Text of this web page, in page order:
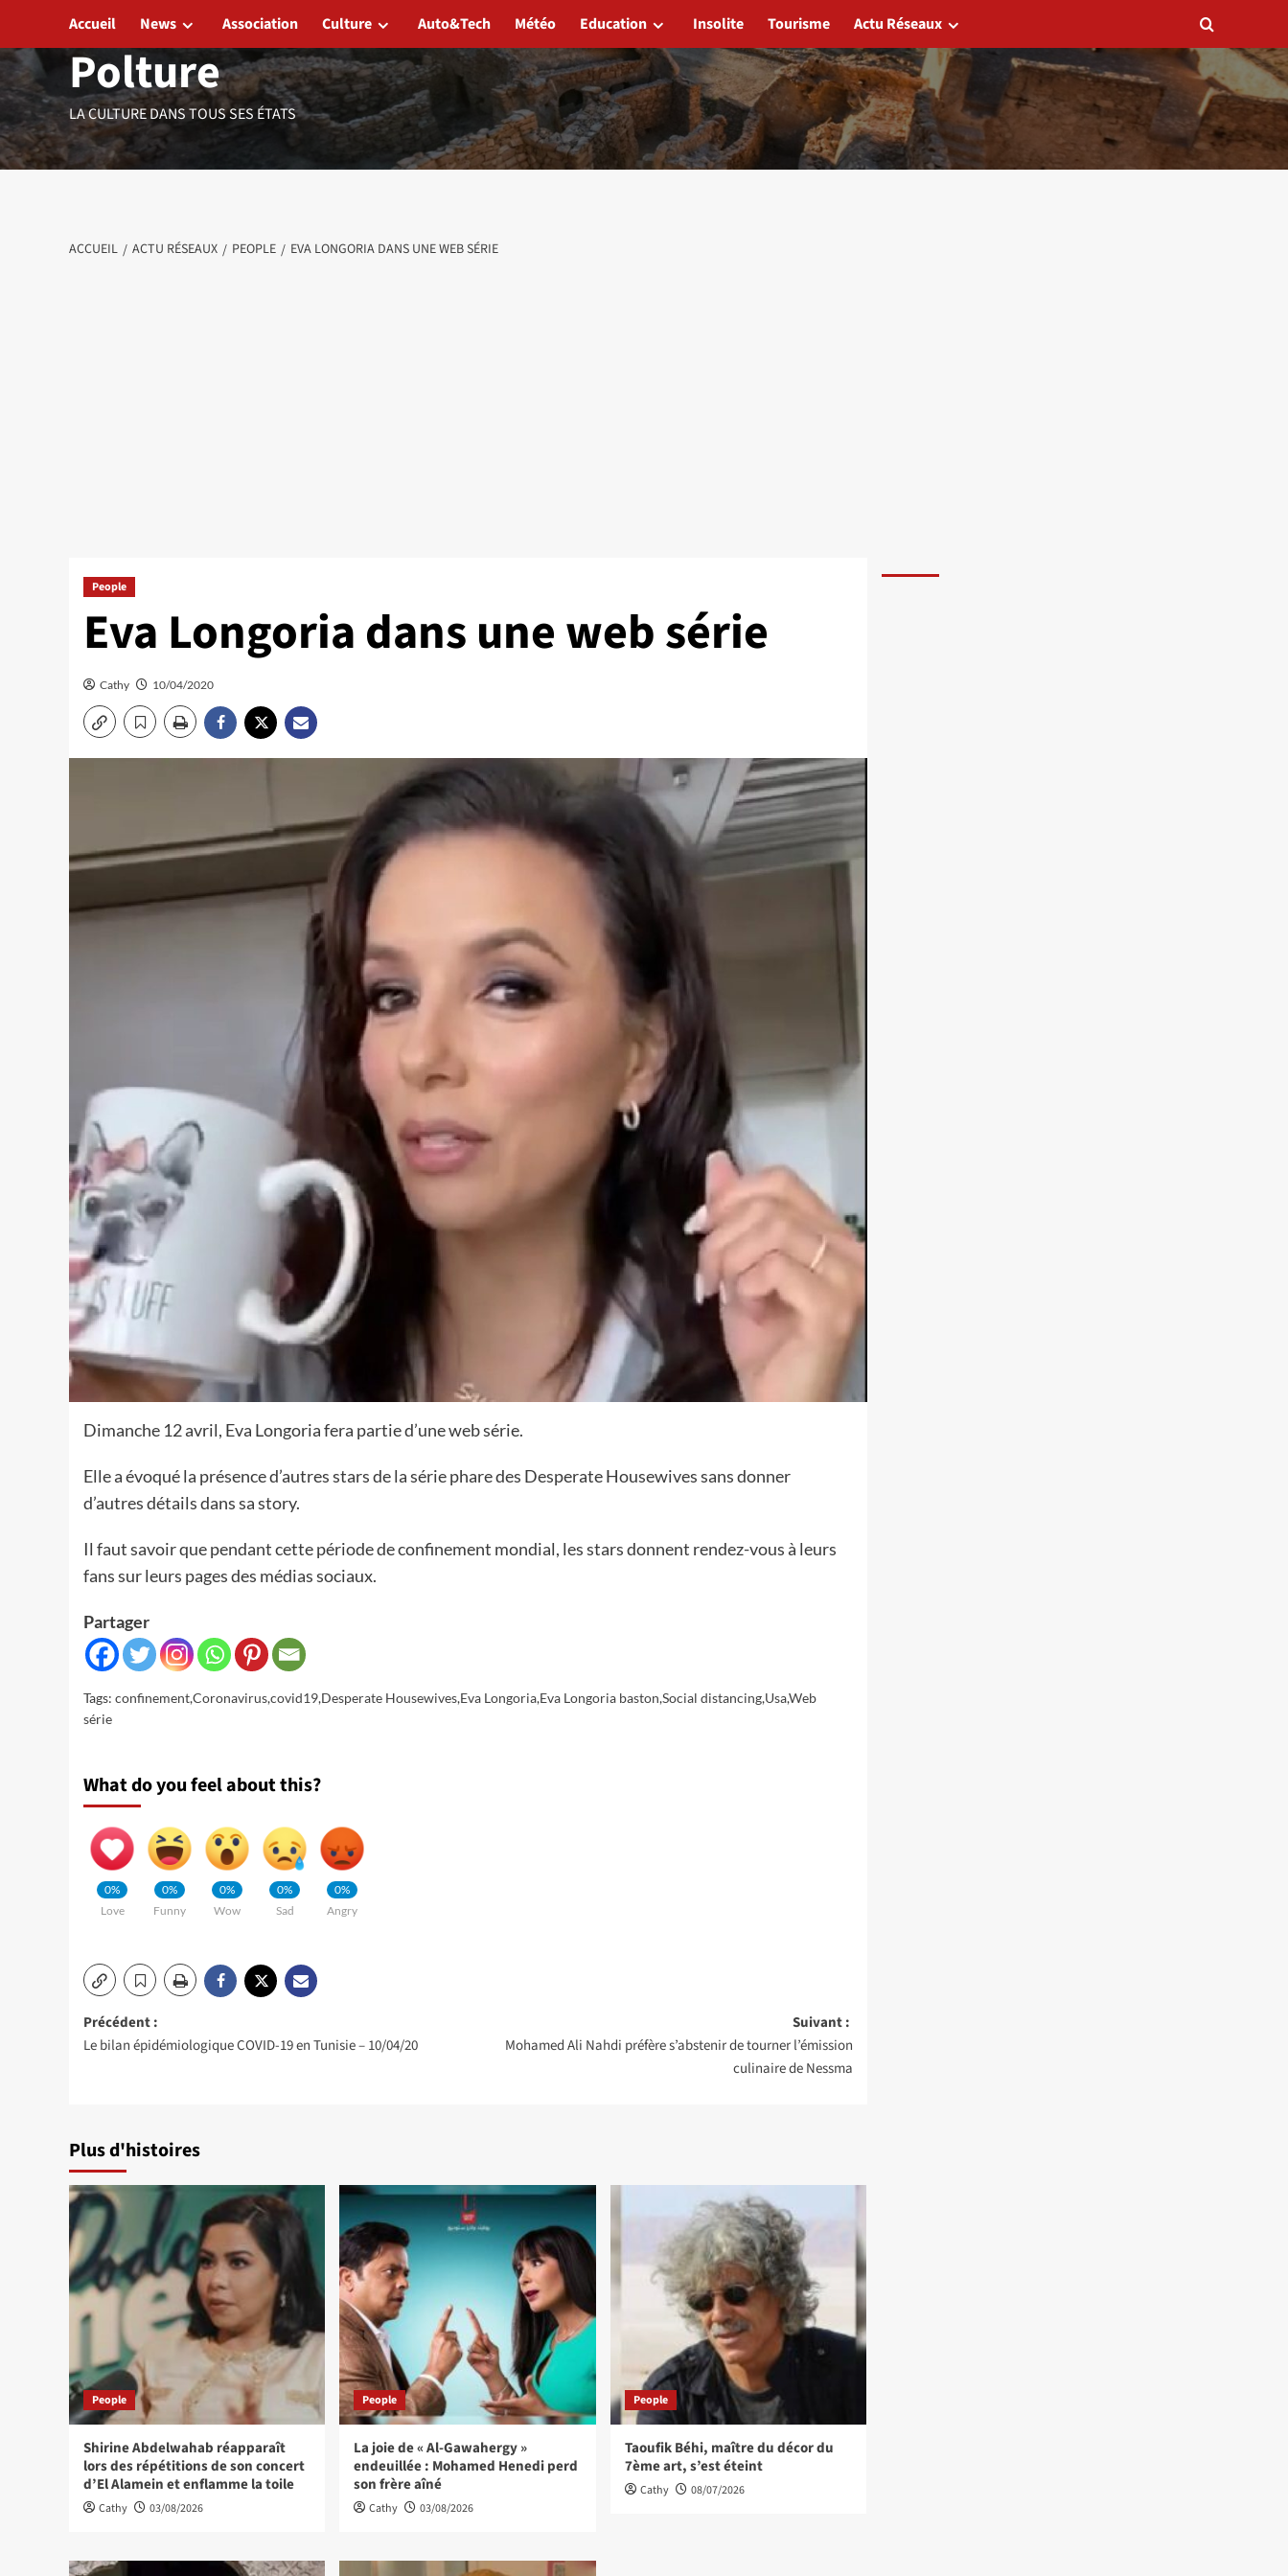
contenu
Polture
LA CULTURE DANS TOUS SES ÉTATS
Accueil News Association Culture Auto&Tech Météo Education Insolite Tourisme Actu Réseaux
ACCUEIL ACTU RÉSEAUX PEOPLE EVA LONGORIA DANS UNE WEB SÉRIE
People
Eva Longoria dans une web série
Cathy 10/04/2020
Dimanche 12 avril, Eva Longoria fera partie d’une web série.
Elle a évoqué la présence d’autres stars de la série phare des Desperate Housewives sans donner
d’autres détails dans sa story.
Il faut savoir que pendant cette période de confinement mondial, les stars donnent rendez-vous à leurs
fans sur leurs pages des médias sociaux.
Partager
Tags: confinement,Coronavirus,covid19,Desperate Housewives,Eva Longoria,Eva Longoria baston,Social distancing,Usa,Web
série
What do you feel about this?
0%
Love
0%
Funny
0%
Wow
0%
Sad
0%
Angry
Navigation
d’article
Précédent :
Le bilan épidémiologique COVID-19 en Tunisie – 10/04/20
Suivant :
Mohamed Ali Nahdi préfère s’abstenir de tourner l’émission
culinaire de Nessma
Plus d'histoires
People
Shirine Abdelwahab réapparaît
lors des répétitions de son concert
d’El Alamein et enflamme la toile
Cathy 03/08/2026
People
La joie de « Al-Gawahergy »
endeuillée : Mohamed Henedi perd
son frère aîné
Cathy 03/08/2026
People
Taoufik Béhi, maître du décor du
7ème art, s’est éteint
Cathy 08/07/2026